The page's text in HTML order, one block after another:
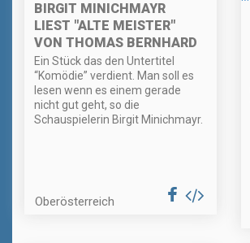
BIRGIT MINICHMAYR
LIEST "ALTE MEISTER"
VON THOMAS BERNHARD
Ein Stück das den Untertitel
“Komödie” verdient. Man soll es
lesen wenn es einem gerade
nicht gut geht, so die
Schauspielerin Birgit Minichmayr.
Oberösterreich